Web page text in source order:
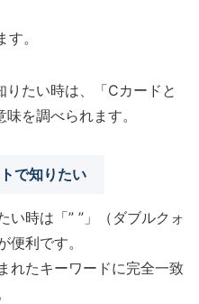
。
たい時は、「Cカードと
を調べられます。
で知りたい
い時は「” ”」（ダブルクォ
利です。
れたキーワードに完全一致